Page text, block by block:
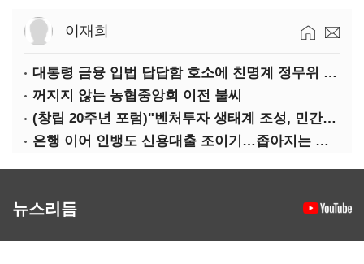
이재희
대통령 금융 입법 답답함 호소에 친명계 정무위 무더기 지원
꺼지지 않는 농협중앙회 이전 불씨
(창립 20주년 포럼)"벤처투자 생태계 조성, 민간자본이 주도해야"
은행 이어 인뱅도 신용대출 조이기…좁아지는 급전 창구
뉴스리듬